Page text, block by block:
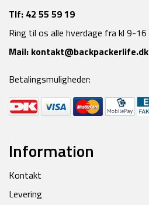
Tlf: 42 55 59 19
Ring til os alle hverdage fra kl 9-16
Mail: kontakt@backpackerlife.dk
Betalingsmuligheder:
Information
Kontakt
Levering